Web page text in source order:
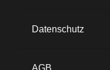
Datenschutz
AGB